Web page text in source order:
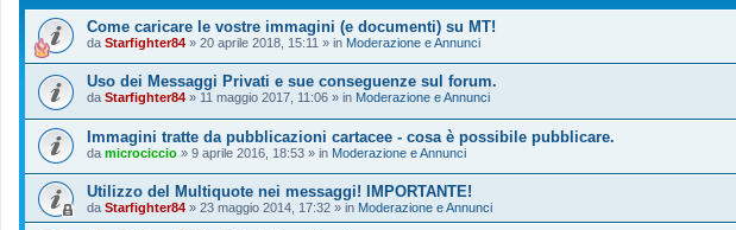
Come caricare le vostre immagini (e documenti) su MT!
da Starfighter84 » 20 aprile 2018, 15:11 » in Moderazione e Annunci
Uso dei Messaggi Privati e sue conseguenze sul forum.
da Starfighter84 » 11 maggio 2017, 11:06 » in Moderazione e Annunci
Immagini tratte da pubblicazioni cartacee - cosa è possibile pubblicare.
da microciccio » 9 aprile 2016, 18:53 » in Moderazione e Annunci
Utilizzo del Multiquote nei messaggi! IMPORTANTE!
da Starfighter84 » 23 maggio 2014, 17:32 » in Moderazione e Annunci